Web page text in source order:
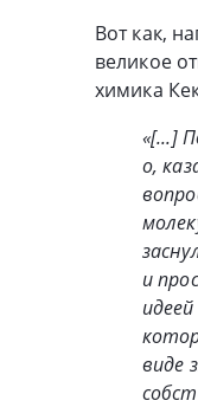
Вот как,
великое
химика
«[...]
о,
и
виде